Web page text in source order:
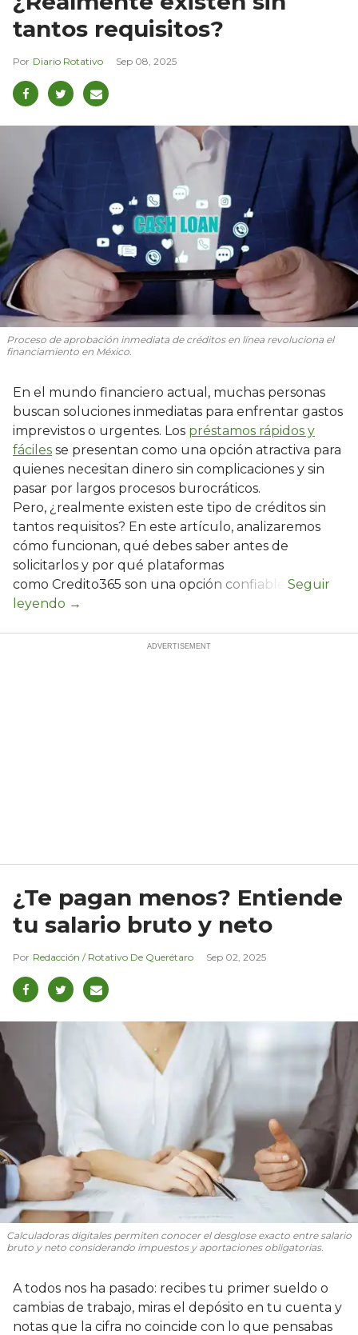
tantos requisitos?
Diario Rotativo Sep 08, 2025
Proceso de aprobación inmediata de créditos en línea revoluciona el
financiamiento en México.
En el mundo financiero actual, muchas personas
buscan soluciones inmediatas para enfrentar gastos
imprevistos o urgentes. Los préstamos rápidos y
fáciles se presentan como una opción atractiva para
quienes necesitan dinero sin complicaciones y sin
pasar por largos procesos burocráticos.
Pero, ¿realmente existen este tipo de créditos sin
tantos requisitos? En este artículo, analizaremos
cómo funcionan, qué debes saber antes de
solicitarlos y por qué plataformas
como Credito365 son una opción confiable.
¿Te pagan menos? Entiende
tu salario bruto y neto
Redacción / Rotativo De Querétaro Sep 02, 2025
Calculadoras digitales permiten conocer el desglose exacto entre salario
bruto y neto considerando impuestos y aportaciones obligatorias.
A todos nos ha pasado: recibes tu primer sueldo o
cambias de trabajo, miras el depósito en tu cuenta y
notas que la cifra no coincide con lo que pensabas